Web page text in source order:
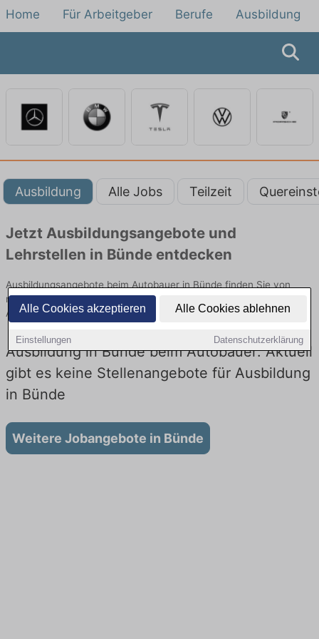
Alle Cookies akzeptieren Alle Cookies ablehnen
Einstellungen Datenschutzerklärung
Home Für Arbeitgeber Berufe Ausbildung
Ausbildung Alle Jobs Teilzeit
Jetzt Ausbildungsangebote und
Lehrstellen in Bünde entdecken
Ausbildungsangebote beim Autobauer in Bünde finden Sie von
namhaften Firmen. Entdecken Sie freie Optionen von Top-
Arbeitgebern und bewerben Sie sich noch heute.
Ausbildung in Bünde beim Autobauer: Aktuell
gibt es keine Stellenangebote für Ausbildung
in Bünde
Weitere Jobangebote in Bünde